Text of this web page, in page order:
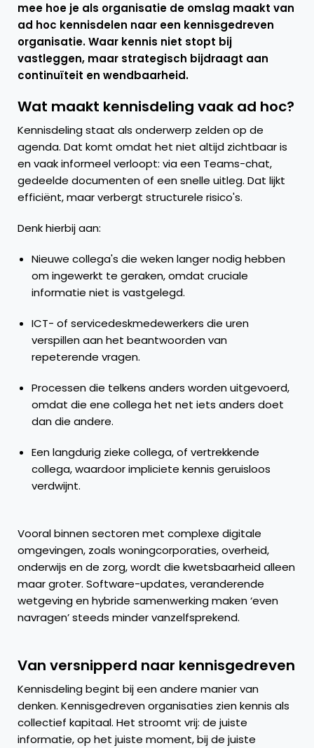
mee hoe je als organisatie de omslag maakt van
ad hoc kennisdelen naar een kennisgedreven
organisatie. Waar kennis niet stopt bij
vastleggen, maar strategisch bijdraagt aan
continuïteit en wendbaarheid.
Wat maakt kennisdeling vaak ad hoc?
Kennisdeling staat als onderwerp zelden op de
agenda. Dat komt omdat het niet altijd zichtbaar is
en vaak informeel verloopt: via een Teams-chat,
gedeelde documenten of een snelle uitleg. Dat lijkt
efficiënt, maar verbergt structurele risico's.
Denk hierbij aan:
Nieuwe collega's die weken langer nodig hebben
om ingewerkt te geraken, omdat cruciale
informatie niet is vastgelegd.
ICT- of servicedeskmedewerkers die uren
verspillen aan het beantwoorden van
repeterende vragen.
Processen die telkens anders worden uitgevoerd,
omdat die ene collega het net iets anders doet
dan die andere.
Een langdurig zieke collega, of vertrekkende
collega, waardoor impliciete kennis geruisloos
verdwijnt.
Vooral binnen sectoren met complexe digitale
omgevingen, zoals woningcorporaties, overheid,
onderwijs en de zorg, wordt die kwetsbaarheid alleen
maar groter. Software-updates, veranderende
wetgeving en hybride samenwerking maken ‘even
navragen’ steeds minder vanzelfsprekend.
Van versnipperd naar kennisgedreven
Kennisdeling begint bij een andere manier van
denken. Kennisgedreven organisaties zien kennis als
collectief kapitaal. Het stroomt vrij: de juiste
informatie, op het juiste moment, bij de juiste